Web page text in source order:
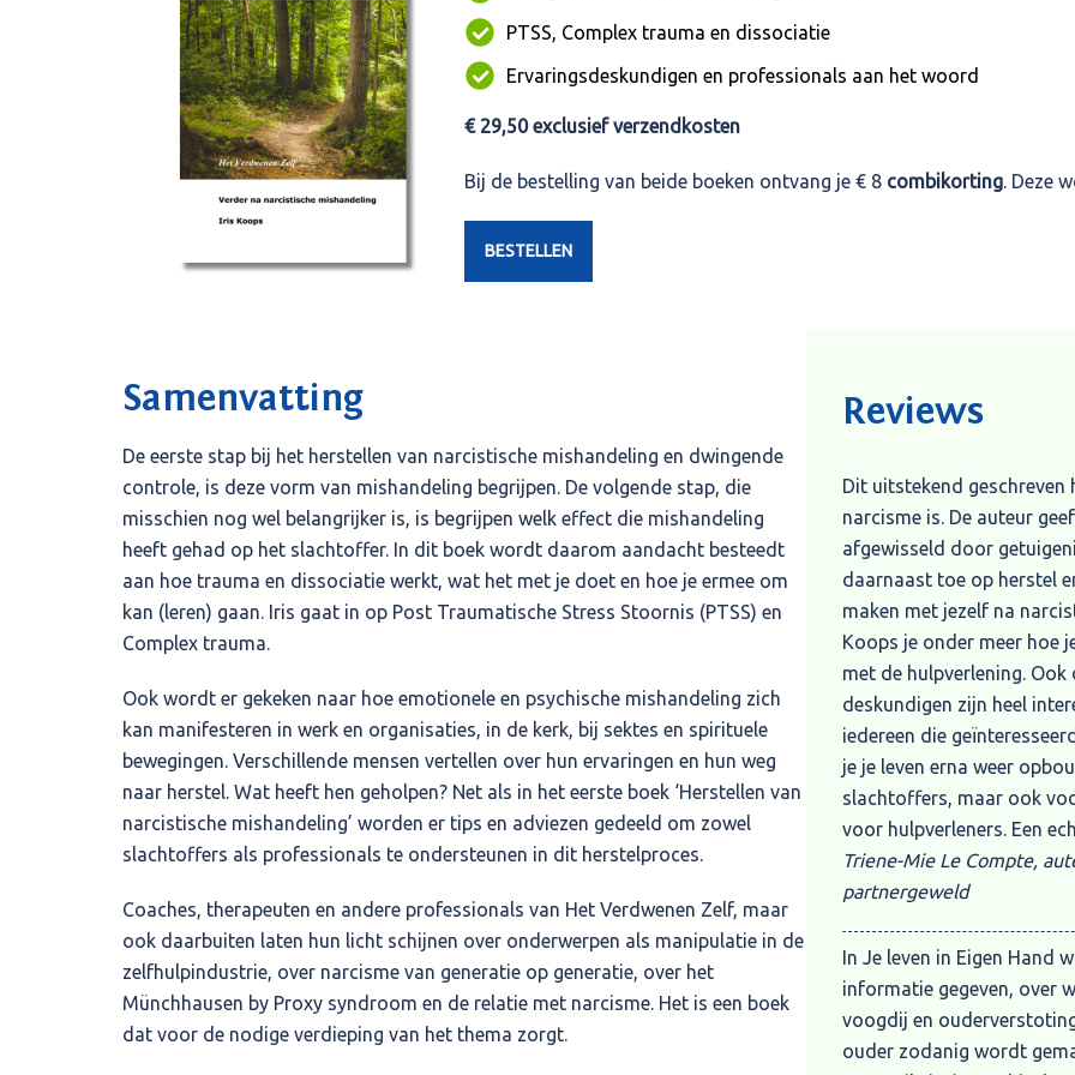
gedragspatroon van deze
fundament met vele
zozeer uit onwil maar bij
psychisch en emotioneel
ver gaan, dat therapeuten
verkeerde hulp kunnen
Met dit boek komt hier
jezelf inschakelen.
Ruben H.
Dit boek is een aanrader
gehad met met
zeker hulpverleners. Ik
positieve reacties terug als
of ik mijn eigen verhaal
gedacht dat het aan mij
is’. Het ondersteunt het
die in het boek zijn
Annette Hellinghuizer,
PTSS, Complex trauma en dissociatie
Ervaringsdeskundigen en professionals aan het woord
€ 29,50 exclusief verzendkosten
Bij de bestelling van beide boeken ontvang je € 8 combikorting . Deze
BESTELLEN
Samenvatting
De eerste stap bij het herstellen van narcistische mishandeling en dwingende
controle, is deze vorm van mishandeling begrijpen. De volgende stap, die
misschien nog wel belangrijker is, is begrijpen welk effect die mishandeling
heeft gehad op het slachtoffer. In dit boek wordt daarom aandacht besteedt
aan hoe trauma en dissociatie werkt, wat het met je doet en hoe je ermee om
kan (leren) gaan. Iris gaat in op Post Traumatische Stress Stoornis (PTSS) en
Complex trauma.
Ook wordt er gekeken naar hoe emotionele en psychische mishandeling zich
kan manifesteren in werk en organisaties, in de kerk, bij sektes en spirituele
bewegingen. Verschillende mensen vertellen over hun ervaringen en hun weg
naar herstel. Wat heeft hen geholpen? Net als in het eerste boek ‘Herstellen van
narcistische mishandeling’ worden er tips en adviezen gedeeld om zowel
slachtoffers als professionals te ondersteunen in dit herstelproces.
Coaches, therapeuten en andere professionals van Het Verdwenen Zelf, maar
ook daarbuiten laten hun licht schijnen over onderwerpen als manipulatie in de
zelfhulpindustrie, over narcisme van generatie op generatie, over het
Münchhausen by Proxy syndroom en de relatie met narcisme. Het is een boek
dat voor de nodige verdieping van het thema zorgt.
Reviews
Dit uitstekend
narcisme is. De auteur
afgewisseld door
daarnaast toe op herstel
maken met jezelf na
Koops je onder meer hoe
met de hulpverlening.
deskundigen zijn heel
iedereen die
je je leven erna weer
slachtoffers, maar ook
voor hulpverleners. Een
Triene-Mie Le Compte,
partnergeweld
In Je leven in Eigen Hand
informatie gegeven, over
voogdij en
ouder zodanig wordt